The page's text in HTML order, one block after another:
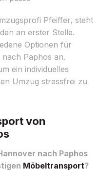
Pfeiffer, steht
an erster Stelle.
Optionen für
Paphos an.
ein individuelles
Umzug stressfrei zu
von
nach Paphos
Möbeltransport?